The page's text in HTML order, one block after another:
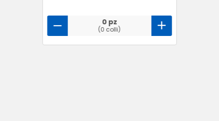
0 pz
(0 colli)